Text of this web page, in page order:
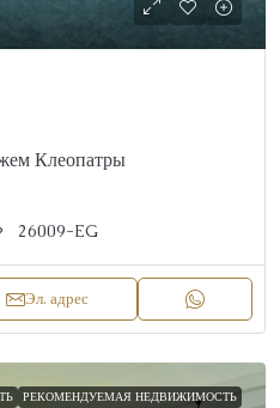
Клеопатры
26009-EG
Эл. адрес
РЕКОМЕНДУЕМАЯ НЕДВИЖИМОСТЬ